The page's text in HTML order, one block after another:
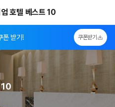
호텔 베스트 10
폰 받기! 쿠폰받기
10